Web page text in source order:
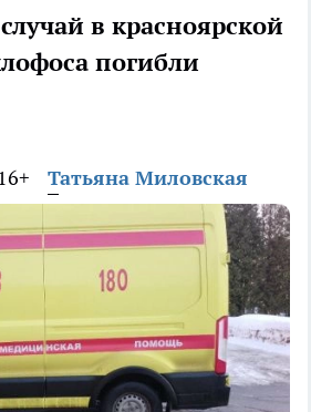
в красноярской
погибли
16+ Татьяна Миловская